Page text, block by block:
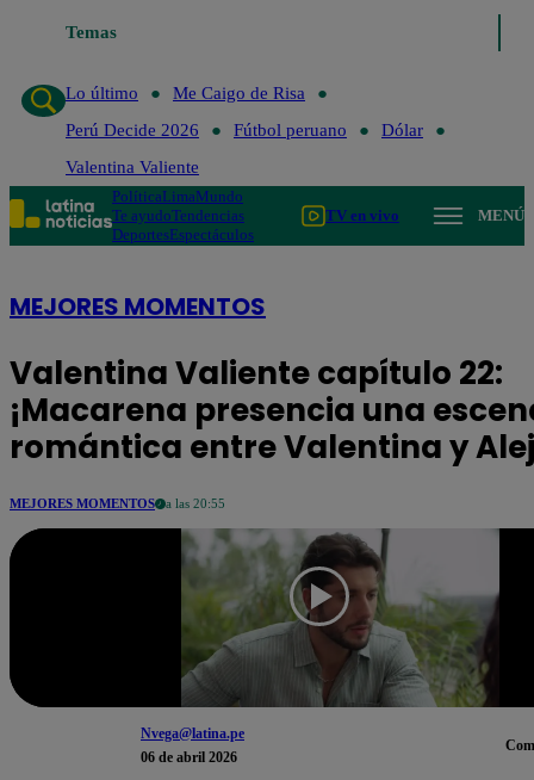
Temas
Lo último
Me Caigo de Risa
Perú Decide 2026
Fútbol peruano
Dólar
Valentina Valiente
PolíticaLimaMundo
Te ayudoTendencias
DeportesEspectáculos
TV en vivo MENÚ
MEJORES MOMENTOS
Valentina Valiente capítulo 22:
¡Macarena presencia una
romántica entre Valentina y
MEJORES MOMENTOS a las 20:55
Nvega@latina.pe
06 de abril 2026